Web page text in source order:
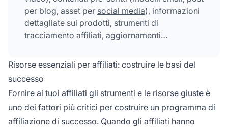
per blog, asset per social media), informazioni
dettagliate sui prodotti, strumenti di
tracciamento affiliati, aggiornamenti
promuovere efficacemente i tuoi prodotti e
massimizzare il loro potenziale di guadagno.
Risorse essenziali per affiliati: costruire le basi del
successo
Fornire ai tuoi affiliati gli strumenti e le risorse giuste è
uno dei fattori più critici per costruire un programma di
affiliazione di successo. Quando gli affiliati hanno